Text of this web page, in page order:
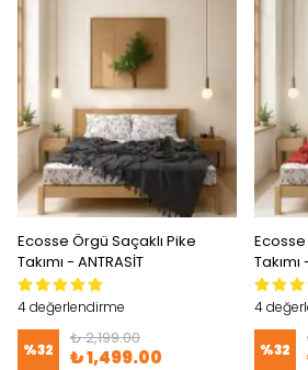
Ecosse Örgü Saçaklı Pike
Takımı - ANTRASİT
4 değerlendirme
%32
₺ 2,199.00
₺ 1,499.00
Ecosse
Takımı
4
%32